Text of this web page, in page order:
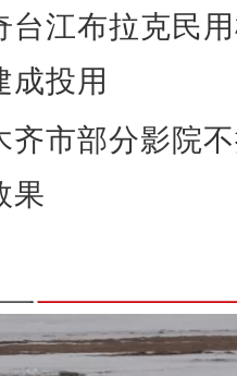
台江布拉克民
成投用
齐市部分影院
果